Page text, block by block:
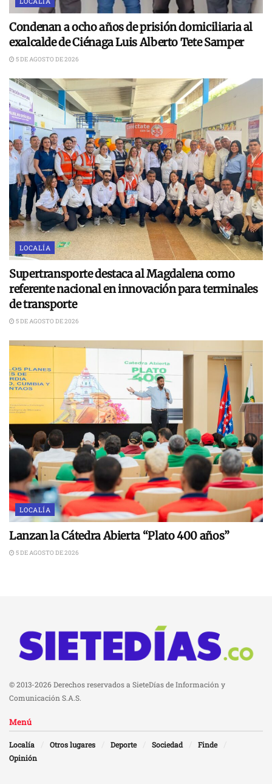
Condenan a ocho años de prisión domiciliaria al
exalcalde de Ciénaga Luis Alberto Tete Samper
5 DE AGOSTO DE 2026
LOCALÍA
Supertransporte destaca al Magdalena como
referente nacional en innovación para terminales
de transporte
5 DE AGOSTO DE 2026
LOCALÍA
Lanzan la Cátedra Abierta “Plato 400 años”
5 DE AGOSTO DE 2026
© 2013-2026 Derechos reservados a SieteDías de Información y
Comunicación S.A.S.
Menú
Localía Otros lugares Deporte Sociedad
Finde
Opinión